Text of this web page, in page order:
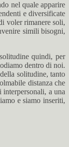
nel quale apparire
e diversificate
voler rimanere soli,
simili bisogni,
quindi, per
dentro di noi.
solitudine, tanto
distanza che
a una
e siamo inseriti,